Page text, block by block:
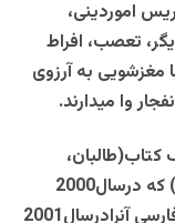
اموردینی،
تعصب، افراط
مغزشویی به آرزوی
وا میدارند.
کتاب(طالبان،
اسلام، نفت و بازی بزرگ نو درآسیای مرکزی) که درسال2000
چاپ شد، ومن(عبدالودود ظفری) برگردان فارسی آنرادرسال2001